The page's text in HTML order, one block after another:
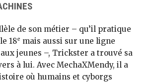
de son métier – qu’il pratique
18e mais aussi sur une ligne
aux jeunes –, Trickster a trouvé sa
à lui. Avec MechaXMendy, il a
où humains et cyborgs